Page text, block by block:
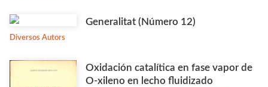
Generalitat (Número 12)
Diversos Autors
Oxidación catalítica en fase vapor de
O-xileno en lecho fluidizado